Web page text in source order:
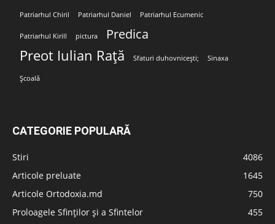
Patriarhul Chiril Patriarhul Daniel Patriarhul Ecumenic
Patriarhul Kirill pictura Predica
Preot Iulian Rață Sfaturi duhovnicești; Sinaxa
Școală
CATEGORIE POPULARĂ
Stiri
4086
Articole preluate
1645
Articole Ortodoxia.md
750
Proloagele Sfinților și a Sfintelor
455